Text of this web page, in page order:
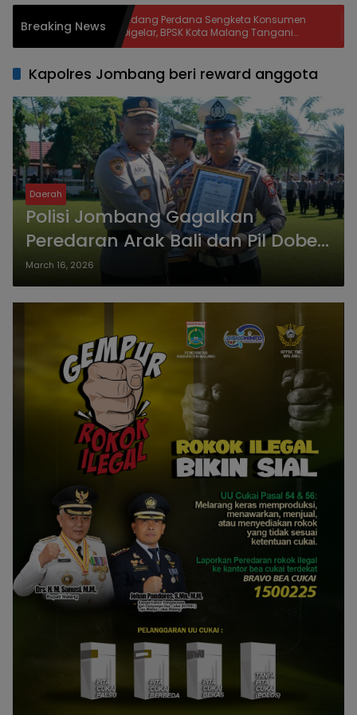
Breaking NewsSidang Perdana Sengketa Konsumen
Digelar, BPSK Kota Malang Tangani
Perkara Kriswanto vs Toko Emas Majusari
dan
Kapolres Jombang beri reward anggota
Daerah
Polisi Jombang Gagalkan
Peredaran Arak Bali dan Pil Dobel
L, Kapolres Beri Reward Anggota
March 16, 2026